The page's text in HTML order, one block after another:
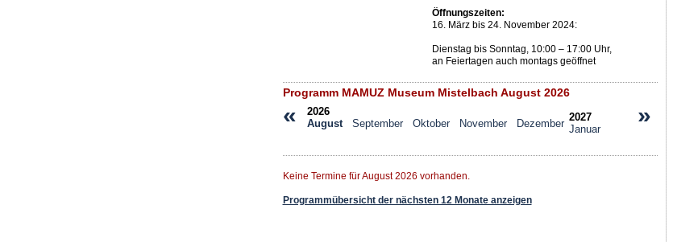
Öffnungszeiten:
16. März bis 24. November 2024:
Dienstag bis Sonntag, 10:00 – 17:00 Uhr,
an Feiertagen auch montags geöffnet
Programm MAMUZ Museum Mistelbach August 2026
« »
2026
August
September Oktober November Dezember
2027
Januar
Keine Termine für August 2026 vorhanden.
Programmübersicht der nächsten 12 Monate anzeigen